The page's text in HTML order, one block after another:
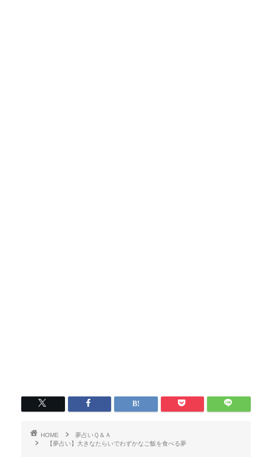
HOME
夢占いＱ＆Ａ
【夢占い】大きなたらいでわずかなご飯を食べる夢